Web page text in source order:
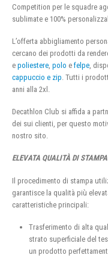
Competition per le squadre
sublimate e 100%
L’offerta abbigliamento
cercano dei prodotti da
e poliestere polo e felpe ,
cappuccio e zip . Tutti i
anni alla 2xl.
Decathlon Club si affida a
dei sui clienti, per questo
nostro sito.
ELEVATA QUALITÀ DI
Il procedimento di stampa
garantisce la qualità più
caratteristiche principali:
Trasferimento di alta
strato superficiale del
un prodotto